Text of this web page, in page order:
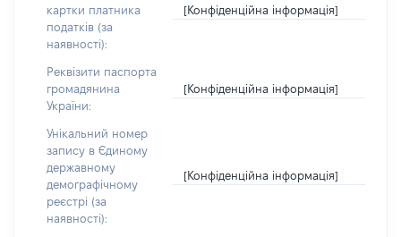
картки платника
податків (за
наявності):
[Конфіденційна інформація]
Реквізити паспорта
громадянина
України:
[Конфіденційна інформація]
Унікальний номер
запису в Єдиному
державному
демографічному
реєстрі (за
наявності):
[Конфіденційна інформація]